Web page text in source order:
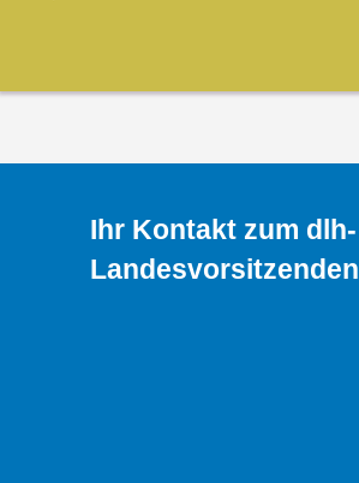
Ihr Kontakt zum dlh-
Landesvorsitzenden